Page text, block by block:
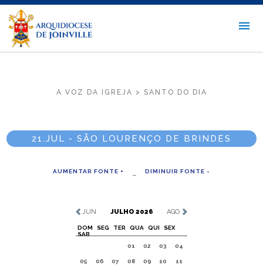
A VOZ DA IGREJA > SANTO DO DIA
21.JUL - SÃO LOURENÇO DE BRINDES
AUMENTAR FONTE + DIMINUIR FONTE -
JUN JULHO 2026 AGO
DOM SEG TER QUA QUI
SEX
SAB
01
02 03 04
05 06 07 08 09 10 11